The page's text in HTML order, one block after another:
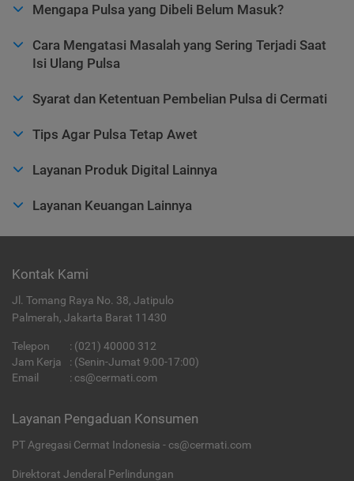
Mengapa Pulsa yang Dibeli Belum Masuk?
Cara Mengatasi Masalah yang Sering Terjadi Saat
Isi Ulang Pulsa
Syarat dan Ketentuan Pembelian Pulsa di Cermati
Tips Agar Pulsa Tetap Awet
Layanan Produk Digital Lainnya
Layanan Keuangan Lainnya
Kontak Kami
Jl. Tomang Raya No. 38, Jatipulo
Palmerah, Jakarta Barat 11430
Telepon : (021) 40000 312
Jam Kerja
: (Senin-Jumat 9:00-17:00)
Email
: cs@cermati.com
Layanan Pengaduan Konsumen
PT Agregasi Cermat Indonesia - cs@cermati.com
Direktorat Jenderal Perlindungan